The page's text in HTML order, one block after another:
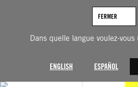
Dans quelle langue voulez-vous
ENGLISH ESPAÑOL
FERMER